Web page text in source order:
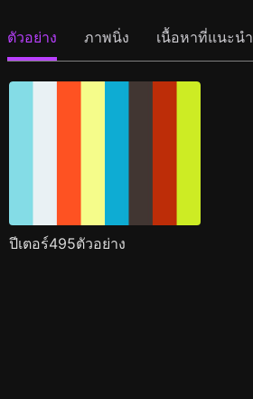
ตัวอย่าง ภาพนิ่ง เนื้อหาที่แนะนำ
ปีเตอร์495ตัวอย่าง